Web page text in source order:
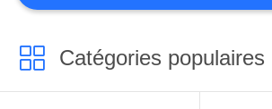
Catégories populaires